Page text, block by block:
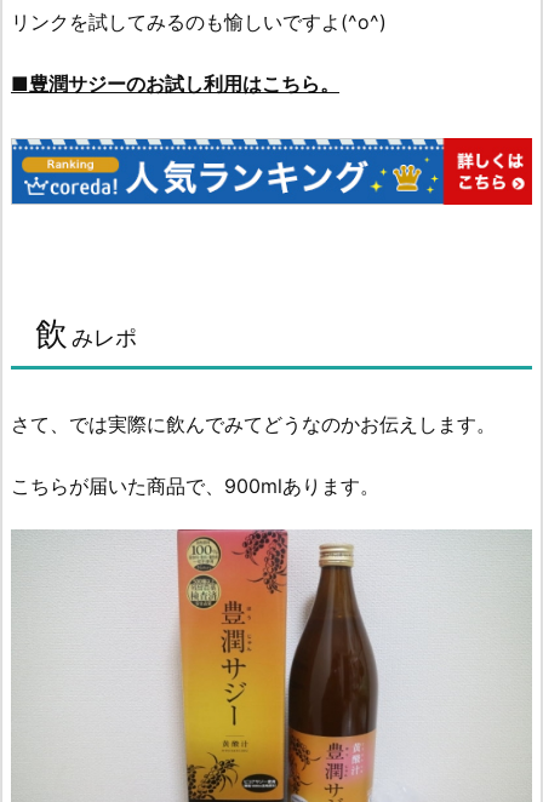
リンクを試してみるのも愉しいですよ(^o^)
■豊潤サジーのお試し利用はこちら。
飲 みレポ
さて、では実際に飲んでみてどうなのかお伝えします。
こちらが届いた商品で、900mlあります。